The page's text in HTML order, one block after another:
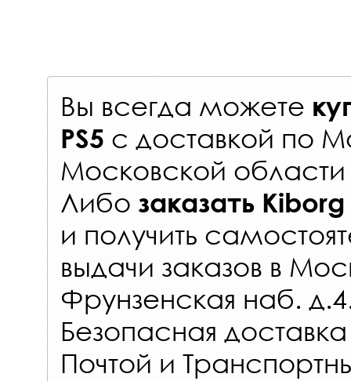
Вы всегда можете
PS5 с доставкой по
Московской
Либо заказать
и получить
выдачи заказов в
Фрунзенская наб.
Безопасная
Почтой и